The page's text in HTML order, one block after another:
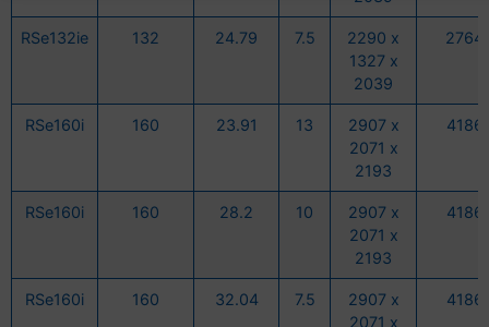
RSe132ie 132 24.79 7.5
2290 x
1327 x
2039
2764
RSe160i 160 23.91 13
2907 x
2071 x
2193
4186
RSe160i 160 28.2 10
2907 x
2071 x
2193
4186
RSe160i 160 32.04 7.5
2907 x
2071 x
4186